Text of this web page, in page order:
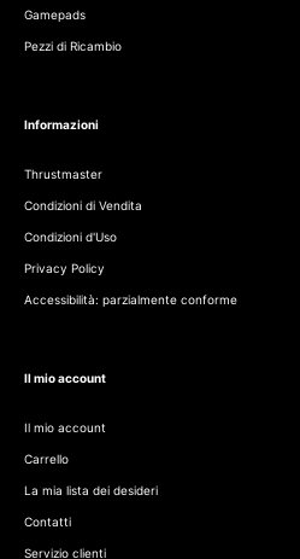
Gamepads
Pezzi di Ricambio
Informazioni
Thrustmaster
Condizioni di Vendita
Condizioni d'Uso
Privacy Policy
Accessibilità: parzialmente conforme
Il mio account
Il mio account
Carrello
La mia lista dei desideri
Contatti
Servizio clienti